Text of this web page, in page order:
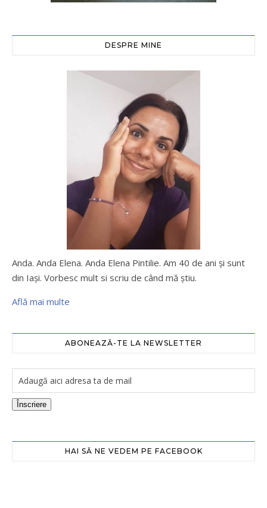
DESPRE MINE
Anda. Anda Elena. Anda Elena Pintilie. Am 40 de ani şi sunt
din Iaşi. Vorbesc mult si scriu de când mă ştiu.
Află mai multe
ABONEAZĂ-TE LA NEWSLETTER
Înscriere
HAI SĂ NE VEDEM PE FACEBOOK